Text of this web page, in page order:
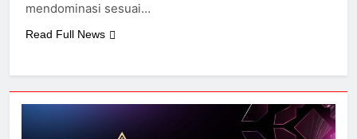
mendominasi sesuai…
Read Full News